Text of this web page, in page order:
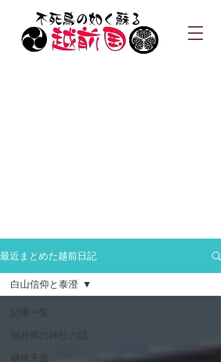
最近まとめた越前日記
記事一覧
福井県の神社の話
継体天皇
白山信仰と泰澄